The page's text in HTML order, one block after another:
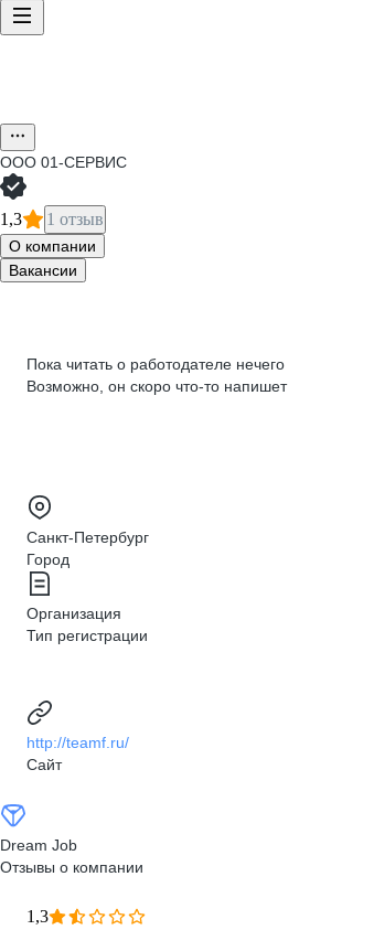
ООО 01-СЕРВИС
1,3 1 отзыв
О компании
Вакансии
Пока читать о работодателе нечего
Возможно, он скоро что‑то напишет
Санкт-Петербург
Город
Организация
Тип регистрации
http://teamf.ru/
Сайт
Dream Job
Отзывы о компании
1,3